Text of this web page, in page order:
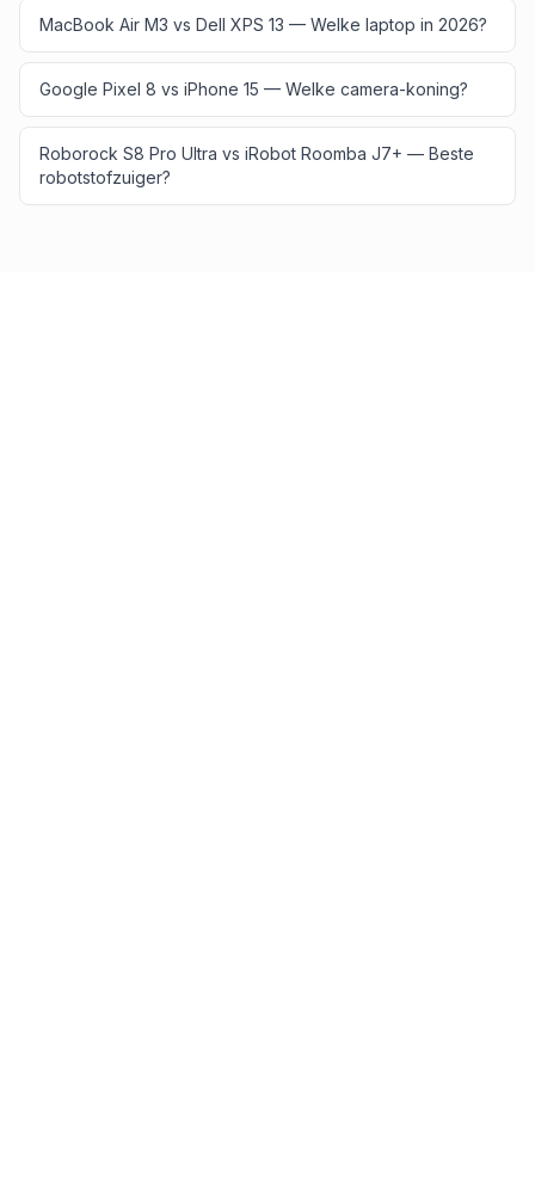
MacBook Air M3 vs Dell XPS 13 — Welke laptop in 2026?
Google Pixel 8 vs iPhone 15 — Welke camera-koning?
Roborock S8 Pro Ultra vs iRobot Roomba J7+ — Beste
robotstofzuiger?